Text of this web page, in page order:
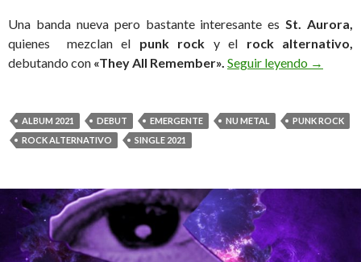
Una banda nueva pero bastante interesante es St. Aurora,
quienes mezclan el punk rock y el rock alternativo,
debutando con «They All Remember». Seguir leyendo St.
→
ALBUM 2021 DEBUT EMERGENTE NU METAL
PUNK ROCK
ROCK ALTERNATIVO
SINGLE 2021